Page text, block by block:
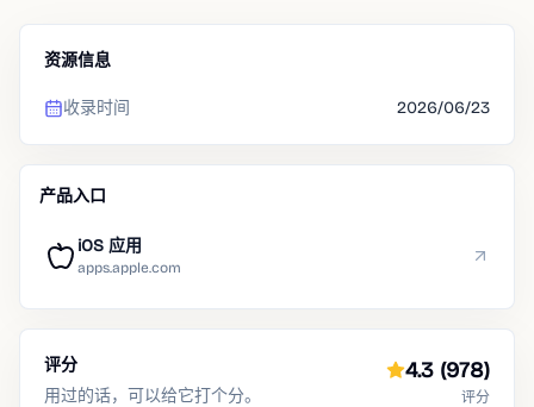
资源信息
收录时间 2026/06/23
产品入口
iOS 应用
apps.apple.com
评分
用过的话，可以给它打个分。
4.3 (978)
评分